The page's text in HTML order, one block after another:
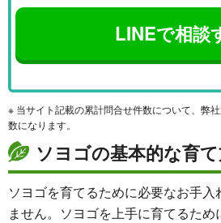
LINEで相談
※ 当サイト記載の累計問合せ件数について、弊
数になります。
ソヨゴの基本的な育
ソヨゴを育てるために必要なお手入
ません。ソヨゴを上手に育てるた